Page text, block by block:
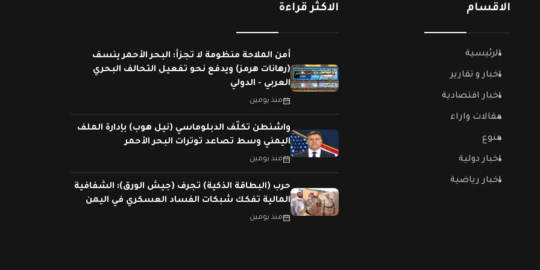
الاقسام
الرئيسية
اخبار و تقارير
اخبار اقتصادية
مقالات واراء
منوع
اخبار دولية
اخبار رياضية
الاكثر قراءة
أمن الملاحة منظومة لا تجزأ: البحر الأحمر ينسف
(رهانات هرمز) ويدفع نحو تفعيل التحالف البحري
العربي - الدولي
منذ يومين
واشنطن تكلّف الدبلوماسي (نيل هوب) بإدارة الملف
اليمني وسط تصاعد توترات البحر الأحمر
منذ يومين
حرب (البطاقة الذكية) تجرف (جيش الورق): الشفافية
المالية تفكك شبكات الفساد العسكري في اليمن
منذ يومين